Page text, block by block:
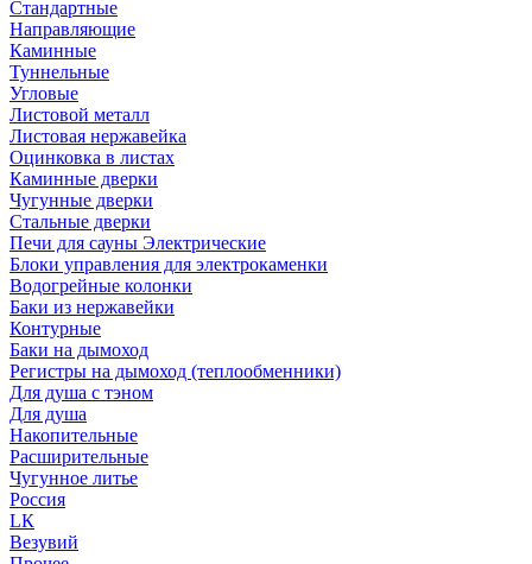
Стандартные
Направляющие
Каминные
Туннельные
Угловые
Листовой металл
Листовая нержавейка
Оцинковка в листах
Каминные дверки
Чугунные дверки
Стальные дверки
Печи для сауны Электрические
Блоки управления для электрокаменки
Водогрейные колонки
Баки из нержавейки
Контурные
Баки на дымоход
Регистры на дымоход (теплообменники)
Для душа с тэном
Для душа
Накопительные
Расширительные
Чугунное литье
Россия
LК
Везувий